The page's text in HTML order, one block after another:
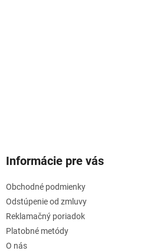
Informácie pre vás
Obchodné podmienky
Odstúpenie od zmluvy
Reklamačný poriadok
Platobné metódy
O nás